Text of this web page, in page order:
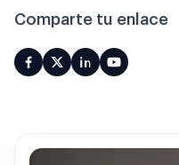
Comparte tu enlace